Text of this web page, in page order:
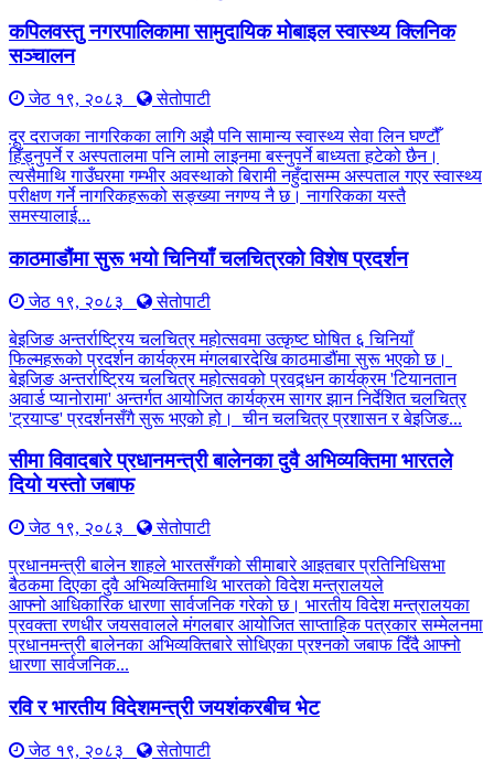
कपिलवस्तु नगरपालिकामा सामुदायिक मोबाइल स्वास्थ्य क्लिनिक
सञ्चालन
जेठ १९, २०८३
सेतोपाटी
दूर दराजका नागरिकका लागि अझै पनि सामान्य स्वास्थ्य सेवा लिन घण्टौँ
हिँड्नुपर्ने र अस्पतालमा पनि लामो लाइनमा बस्नुपर्ने बाध्यता हटेको छैन।
त्यसैमाथि गाउँघरमा गम्भीर अवस्थाको बिरामी नहुँदासम्म अस्पताल गएर स्वास्थ्य
परीक्षण गर्ने नागरिकहरूको सङ्ख्या नगण्य नै छ। नागरिकका यस्तै
समस्यालाई...
काठमाडौंमा सुरू भयो चिनियाँ चलचित्रको विशेष प्रदर्शन
जेठ १९, २०८३
सेतोपाटी
बेइजिङ अन्तर्राष्ट्रिय चलचित्र महोत्सवमा उत्कृष्ट घोषित ६ चिनियाँ
फिल्महरूको प्रदर्शन कार्यक्रम मंगलबारदेखि काठमाडौंमा सुरू भएको छ।
बेइजिङ अन्तर्राष्ट्रिय चलचित्र महोत्सवको प्रवद्र्धन कार्यक्रम 'टियानतान
अवार्ड प्यानोरामा' अन्तर्गत आयोजित कार्यक्रम सागर झान निर्देशित चलचित्र
'ट्रयाप्ड' प्रदर्शनसँगै सुरू भएको हो। चीन चलचित्र प्रशासन र बेइजिङ...
सीमा विवादबारे प्रधानमन्त्री बालेनका दुवै अभिव्यक्तिमा भारतले
दियो यस्तो जबाफ
जेठ १९, २०८३
सेतोपाटी
प्रधानमन्त्री बालेन शाहले भारतसँगको सीमाबारे आइतबार प्रतिनिधिसभा
बैठकमा दिएका दुवै अभिव्यक्तिमाथि भारतको विदेश मन्त्रालयले
आफ्नो आधिकारिक धारणा सार्वजनिक गरेको छ। भारतीय विदेश मन्त्रालयका
प्रवक्ता रणधीर जयसवालले मंगलबार आयोजित साप्ताहिक पत्रकार सम्मेलनमा
प्रधानमन्त्री बालेनका अभिव्यक्तिबारे सोधिएका प्रश्नको जबाफ दिँदै आफ्नो
धारणा सार्वजनिक...
रवि र भारतीय विदेशमन्त्री जयशंकरबीच भेट
जेठ १९, २०८३
सेतोपाटी